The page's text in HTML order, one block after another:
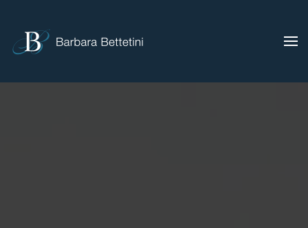
Skip to main content